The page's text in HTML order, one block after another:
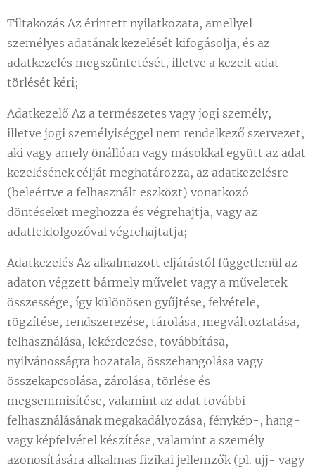
Tiltakozás Az érintett nyilatkozata, amellyel
személyes adatának kezelését kifogásolja, és az
adatkezelés megszüntetését, illetve a kezelt adat
törlését kéri;
Adatkezelő Az a természetes vagy jogi személy,
illetve jogi személyiséggel nem rendelkező szervezet,
aki vagy amely önállóan vagy másokkal együtt az adat
kezelésének célját meghatározza, az adatkezelésre
(beleértve a felhasznált eszközt) vonatkozó
döntéseket meghozza és végrehajtja, vagy az
adatfeldolgozóval végrehajtatja;
Adatkezelés Az alkalmazott eljárástól függetlenül az
adaton végzett bármely művelet vagy a műveletek
összessége, így különösen gyűjtése, felvétele,
rögzítése, rendszerezése, tárolása, megváltoztatása,
felhasználása, lekérdezése, továbbítása,
nyilvánosságra hozatala, összehangolása vagy
összekapcsolása, zárolása, törlése és
megsemmisítése, valamint az adat további
felhasználásának megakadályozása, fénykép-, hang-
vagy képfelvétel készítése, valamint a személy
azonosítására alkalmas fizikai jellemzők (pl. ujj- vagy